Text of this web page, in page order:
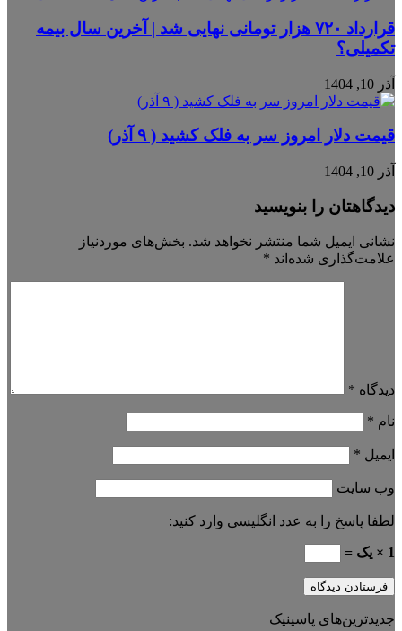
قرارداد ۷۲۰ هزار تومانی نهایی شد | آخرین سال بیمه
تکمیلی؟
آذر 10, 1404
قیمت دلار امروز سر به فلک کشید ( ۹ آذر)
آذر 10, 1404
دیدگاهتان را بنویسید
نشانی ایمیل شما منتشر نخواهد شد. بخش‌های موردنیاز
علامت‌گذاری شده‌اند *
دیدگاه *
نام *
ایمیل *
وب‌ سایت
لطفا پاسخ را به عدد انگلیسی وارد کنید:
1 × یک =
جدیدترین‌های پاسینیک